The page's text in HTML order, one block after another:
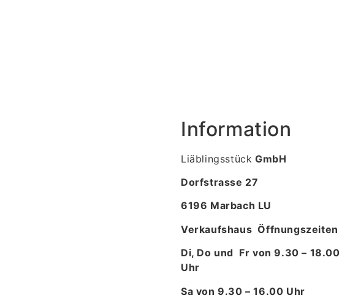
Information
Liäblingsstück GmbH
Dorfstrasse 27
6196 Marbach LU
Verkaufshaus Öffnungszeiten
Di, Do und Fr von 9.30 – 18.00
Uhr
Sa von 9.30 – 16.00 Uhr